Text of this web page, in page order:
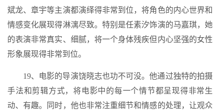
斌龙、章宇等主演都演绎得非常到位，将角色的内心世界和
情感变化展现得淋漓尽致。特别是任素汐饰演的马嘉琪，她
的表演非常真实、细腻，将一个身体残疾但内心坚强的女性
形象展现得非常到位。
19、电影的导演饶晓志也功不可没。他通过独特的拍摄
手法和剪辑方式，将电影中的每一个情节都呈现得非常生
动、有趣。同时，他也非常注重细节和情感的处理，让观众